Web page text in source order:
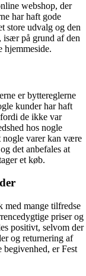
webshop, der
har haft gode
store udvalg og den
især på grund af den
hjemmeside.
er byttereglerne
kunder har haft
de ikke var
hos nogle
varer kan være
det anbefales at
et køb.
med mange tilfredse
priser og
positivt, selvom der
og returnering af
er Fest